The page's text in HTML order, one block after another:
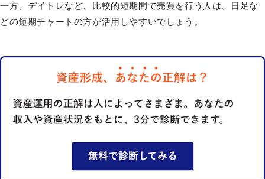
一方、デイトレなど、比較的短期間で売買を行う人は、日足な
どの短期チャートの方が活用しやすいでしょう。